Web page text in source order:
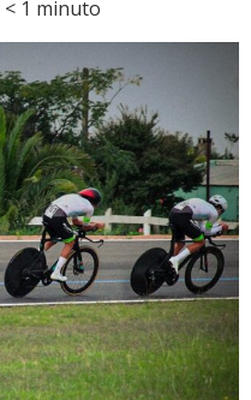
< 1 minuto